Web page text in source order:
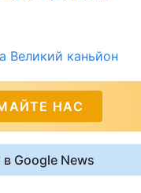
Великий каньйон
НАС
Google News